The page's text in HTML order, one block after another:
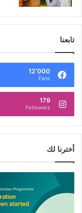
تابعنا
12٬000
Fans
179
Followers
أخترنا لك